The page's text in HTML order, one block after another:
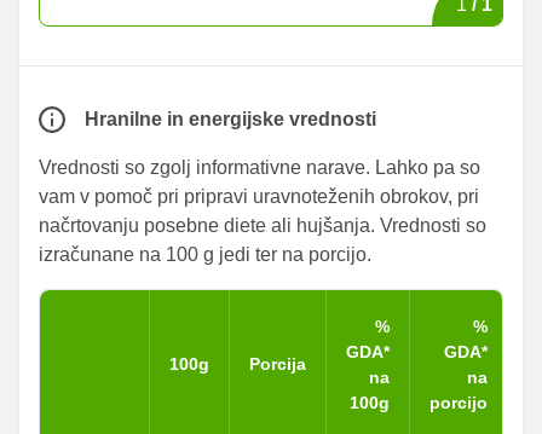
1 / 1
Hranilne in energijske vrednosti
Vrednosti so zgolj informativne narave. Lahko pa so
vam v pomoč pri pripravi uravnoteženih obrokov, pri
načrtovanju posebne diete ali hujšanja. Vrednosti so
izračunane na 100 g jedi ter na porcijo.
100g Porcija
%
GDA*
na
100g
%
GDA*
na
porcijo